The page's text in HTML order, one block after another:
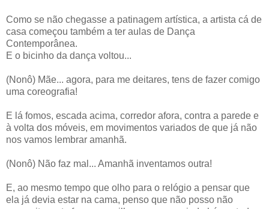
Como se não chegasse a patinagem artística, a artista cá de
casa começou também a ter aulas de Dança
Contemporânea.
E o bicinho da dança voltou...
(Nonô) Mãe... agora, para me deitares, tens de fazer comigo
uma coreografia!
E lá fomos, escada acima, corredor afora, contra a parede e
à volta dos móveis, em movimentos variados de que já não
nos vamos lembrar amanhã.
(Nonô) Não faz mal... Amanhã inventamos outra!
E, ao mesmo tempo que olho para o relógio a pensar que
ela já devia estar na cama, penso que não posso não